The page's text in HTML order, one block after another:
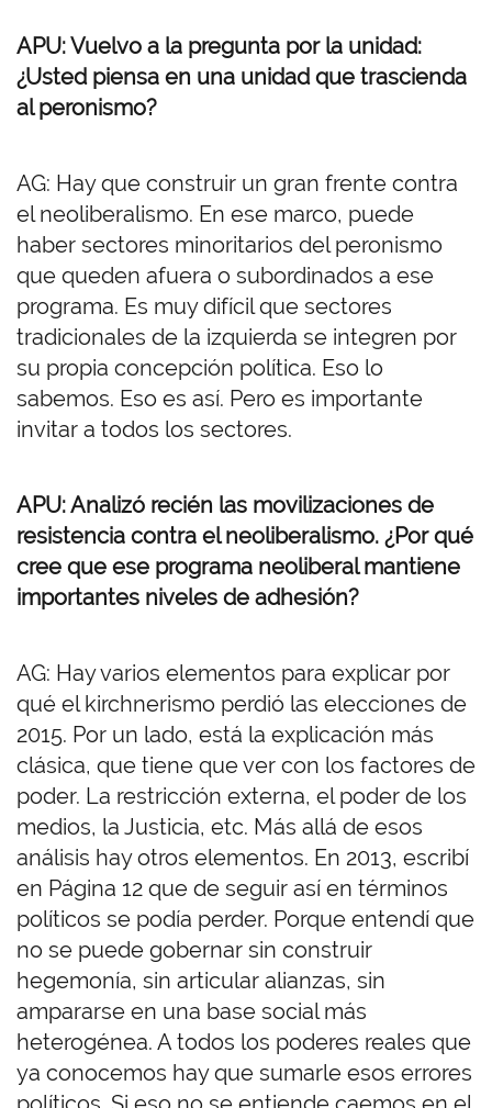
APU: Vuelvo a la pregunta por la unidad:
¿Usted piensa en una unidad que trascienda
al peronismo?
AG: Hay que construir un gran frente contra
el neoliberalismo. En ese marco, puede
haber sectores minoritarios del peronismo
que queden afuera o subordinados a ese
programa. Es muy difícil que sectores
tradicionales de la izquierda se integren por
su propia concepción política. Eso lo
sabemos. Eso es así. Pero es importante
invitar a todos los sectores.
APU: Analizó recién las movilizaciones de
resistencia contra el neoliberalismo. ¿Por qué
cree que ese programa neoliberal mantiene
importantes niveles de adhesión?
AG: Hay varios elementos para explicar por
qué el kirchnerismo perdió las elecciones de
2015. Por un lado, está la explicación más
clásica, que tiene que ver con los factores de
poder. La restricción externa, el poder de los
medios, la Justicia, etc. Más allá de esos
análisis hay otros elementos. En 2013, escribí
en Página 12 que de seguir así en términos
políticos se podía perder. Porque entendí que
no se puede gobernar sin construir
hegemonía, sin articular alianzas, sin
ampararse en una base social más
heterogénea. A todos los poderes reales que
ya conocemos hay que sumarle esos errores